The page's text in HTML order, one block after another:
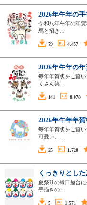
2026年午年の
令和八年午年の年
馬と招き…
79 4,457
2026年午年の
毎年年賀状をご覧
くさん笑…
141 8,078
2026年午年年
毎年年賀状をご覧
可愛い、…
25 1,720
くっきりとし
夏祭りの縁日屋台
手描きの…
5 1,571